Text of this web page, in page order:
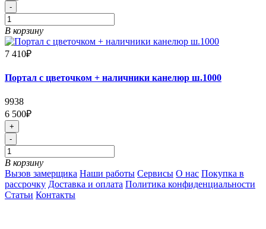
-
В корзину
7 410₽
Портал с цветочком + наличники канелюр ш.1000
9938
6 500₽
+
-
В корзину
Вызов замерщика Наши работы Сервисы О нас Покупка в
рассрочку Доставка и оплата Политика конфиденциальности
Статьи Контакты